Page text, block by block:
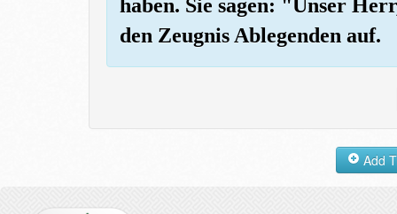
haben. Sie sagen: "Unser
den Zeugnis Ablegenden auf.